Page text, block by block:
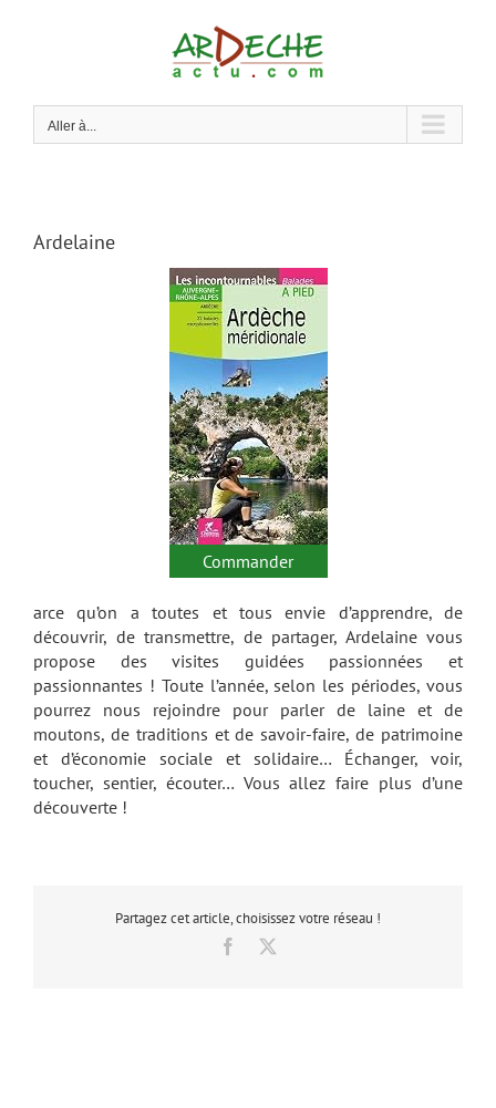
Aller à...
Ardelaine
Commander
arce qu’on a toutes et tous envie d’apprendre, de
découvrir, de transmettre, de partager, Ardelaine vous
propose des visites guidées passionnées et
passionnantes ! Toute l’année, selon les périodes, vous
pourrez nous rejoindre pour parler de laine et de
moutons, de traditions et de savoir-faire, de patrimoine
et d’économie sociale et solidaire… Échanger, voir,
toucher, sentier, écouter… Vous allez faire plus d’une
découverte !
Partagez cet article, choisissez votre réseau !
Facebook